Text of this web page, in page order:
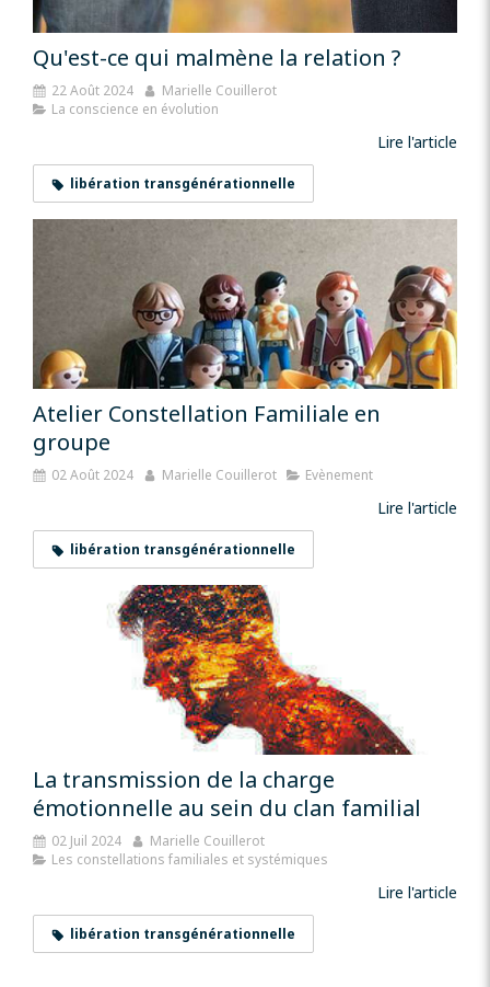
Qu'est-ce qui malmène la relation ?
22 Août 2024
Marielle Couillerot
La conscience en évolution
Lire l'article
libération transgénérationnelle
Atelier Constellation Familiale en
groupe
02 Août 2024 Marielle Couillerot Evènement
Lire l'article
libération transgénérationnelle
La transmission de la charge
émotionnelle au sein du clan familial
02 Juil 2024
Marielle Couillerot
Les constellations familiales et systémiques
Lire l'article
libération transgénérationnelle